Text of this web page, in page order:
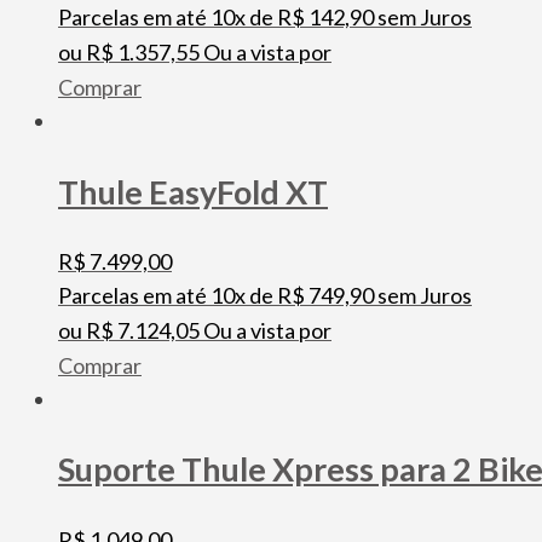
Parcelas em até 10x de R$ 142,90sem Juros
ou R$ 1.357,55Ou a vista por
Comprar
Thule EasyFold XT
R$ 7.499,00
Parcelas em até 10x de R$ 749,90sem Juros
ou R$ 7.124,05Ou a vista por
Comprar
Suporte Thule Xpress para 2